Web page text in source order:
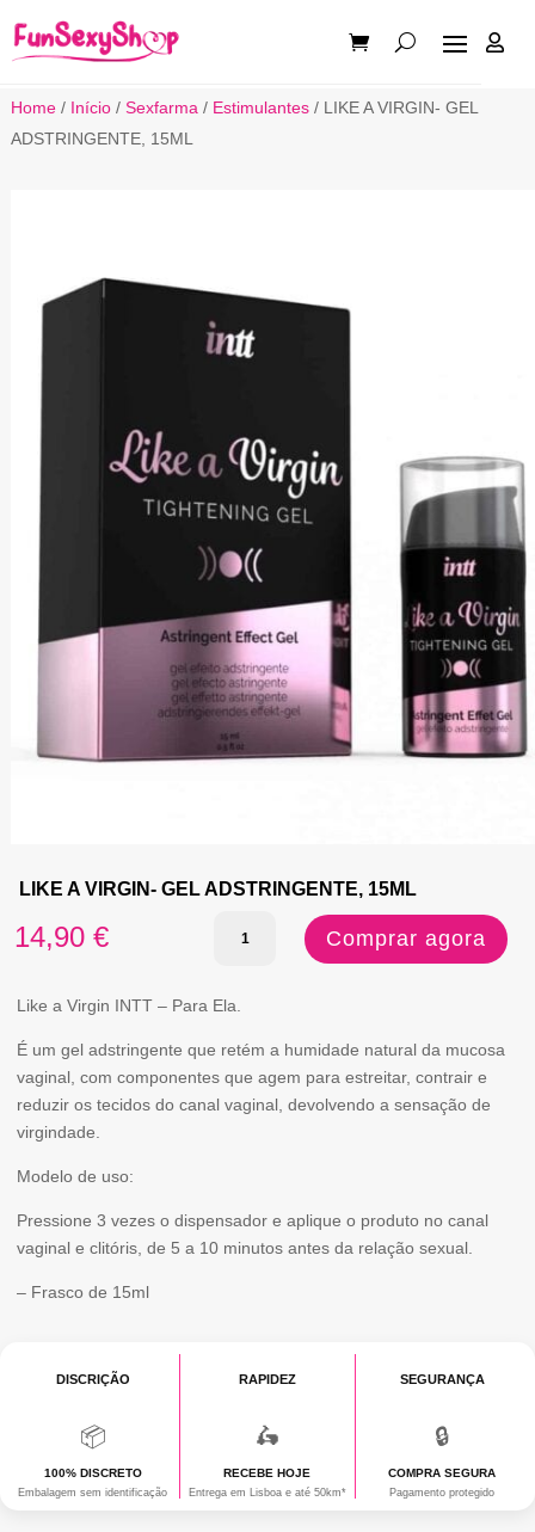

Home/ Início/ Sexfarma / Estimulantes/ LIKE A VIRGIN- GEL
ADSTRINGENTE, 15ML
LIKE A VIRGIN- GEL ADSTRINGENTE, 15ML
14,90 €
Quantidade
LIKE
A
VIRGIN-
GEL
Comprar agora
Like a Virgin INTT – Para Ela.
É um gel adstringente que retém a humidade natural da mucosa
vaginal, com componentes que agem para estreitar, contrair e
reduzir os tecidos do canal vaginal, devolvendo a sensação de
virgindade.
Modelo de uso:
Pressione 3 vezes o dispensador e aplique o produto no canal
vaginal e clitóris, de 5 a 10 minutos antes da relação sexual.
– Frasco de 15ml
DISCRIÇÃO
📦
100% DISCRETO
Embalagem sem identificação
RAPIDEZ
🛵
RECEBE HOJE
Entrega em Lisboa e até 50km*
SEGURANÇA
🔒
COMPRA SEGURA
Pagamento protegido